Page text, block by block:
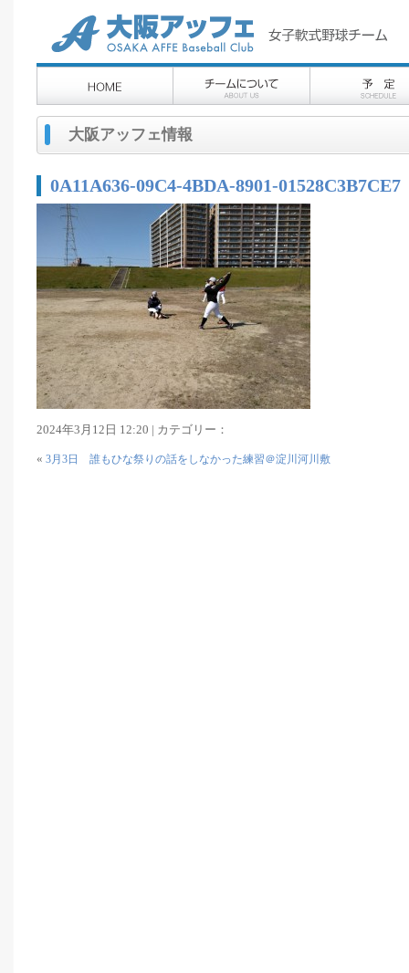
大阪アッフェ情報
0A11A636-09C4-4BDA-8901-01528C3B7CE7
2024年3月12日 12:20 | カテゴリー：
« 3月3日 誰もひな祭りの話をしなかった練習＠淀川河川敷